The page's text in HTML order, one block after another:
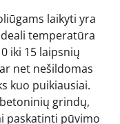
laikyti yra
temperatūra
iki 15 laipsnių
net nešildomas
kuo puikiausiai.
grindų,
paskatinti pūvimo